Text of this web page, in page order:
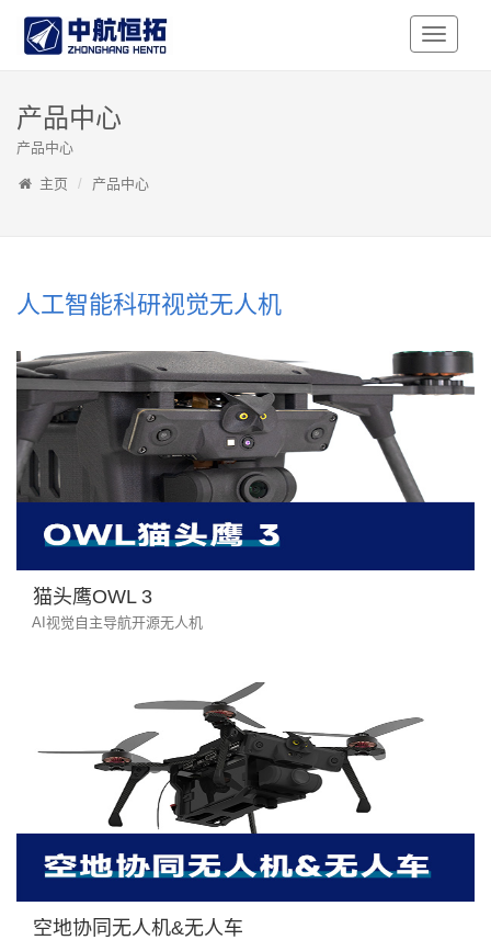
Toggle
产品中心
产品中心
主页 产品中心
人工智能科研视觉无人机
猫头鹰OWL 3
AI视觉自主导航开源无人机
空地协同无人机&无人车